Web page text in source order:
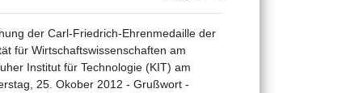
der Carl-Friedrich-Ehrenmedaille der
für Wirtschaftswissenschaften am
Institut für Technologie (KIT) am
25. Okober 2012 - Grußwort -